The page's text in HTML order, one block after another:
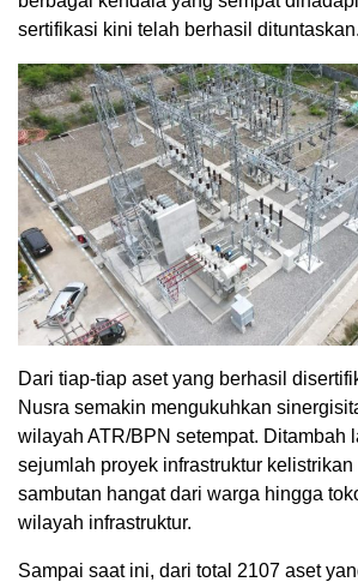
sertifikasi kini telah berhasil dituntaskan.
Dari tiap-tiap aset yang berhasil
Nusra semakin mengukuhkan
wilayah ATR/BPN setempat. Ditambah
sejumlah proyek infrastruktur kelistrikan
sambutan hangat dari warga hingga
wilayah infrastruktur.
Sampai saat ini, dari total 2107 aset